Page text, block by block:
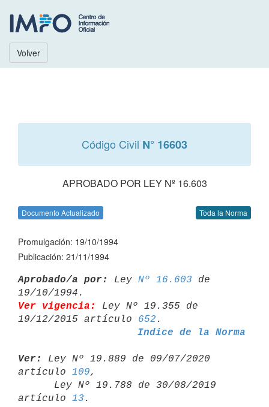
Volver
Código Civil N° 16603
APROBADO POR LEY Nº 16.603
Documento Actualizado Toda la Norma
Promulgación: 19/10/1994
Publicación: 21/11/1994
Aprobado/a por: Ley Nº 16.603 de
Ver vigencia:
Ley Nº 19.355 de
19/12/2015 artículo 652
Indice de la Norma
Ver:
Ley Nº 19.889 de 09/07/2020
artículo 109,
artículo 13